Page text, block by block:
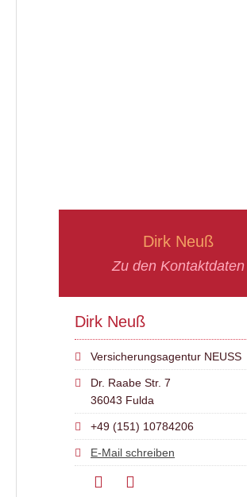
Dirk Neuß
Zu den Kontaktdaten
Dirk Neuß
Versicherungsagentur NEUSS
Dr. Raabe Str. 7
36043 Fulda
+49 (151) 10784206
E-Mail schreiben